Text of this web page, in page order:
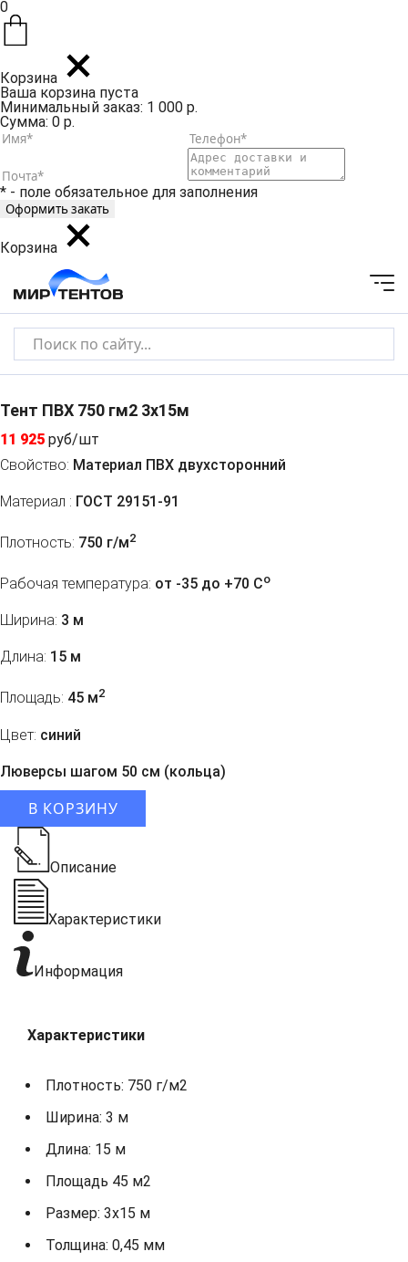
0
Корзина
Ваша корзина пуста
Минимальный заказ: 1 000 р.
Сумма: 0 р.
* - поле обязательное для заполнения
Корзина
Тент ПВХ 750 гм2 3x15м
11 925 руб/шт
Свойство: Материал ПВХ двухсторонний
Материал : ГОСТ 29151-91
Плотность: 750 г/м2
Рабочая температура: от -35 до +70 Co
Ширина: 3 м
Длина: 15 м
Площадь: 45 м2
Цвет: синий
Люверсы шагом 50 см (кольца)
В КОРЗИНУ
Описание
Характеристики
Информация
Характеристики
Плотность: 750 г/м2
Ширина: 3 м
Длина: 15 м
Площадь 45 м2
Размер: 3х15 м
Толщина: 0,45 мм